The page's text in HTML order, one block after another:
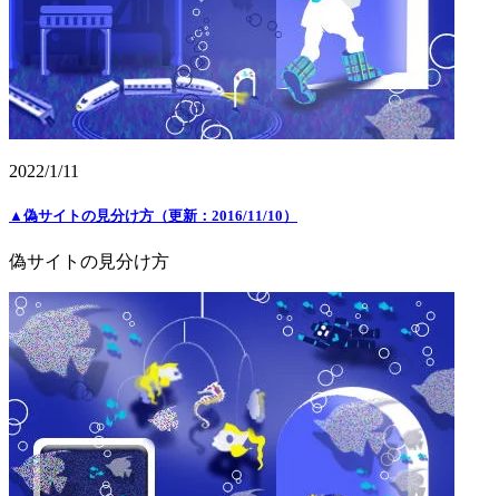
2022/1/11
▲偽サイトの見分け方（更新：2016/11/10）
偽サイトの見分け方